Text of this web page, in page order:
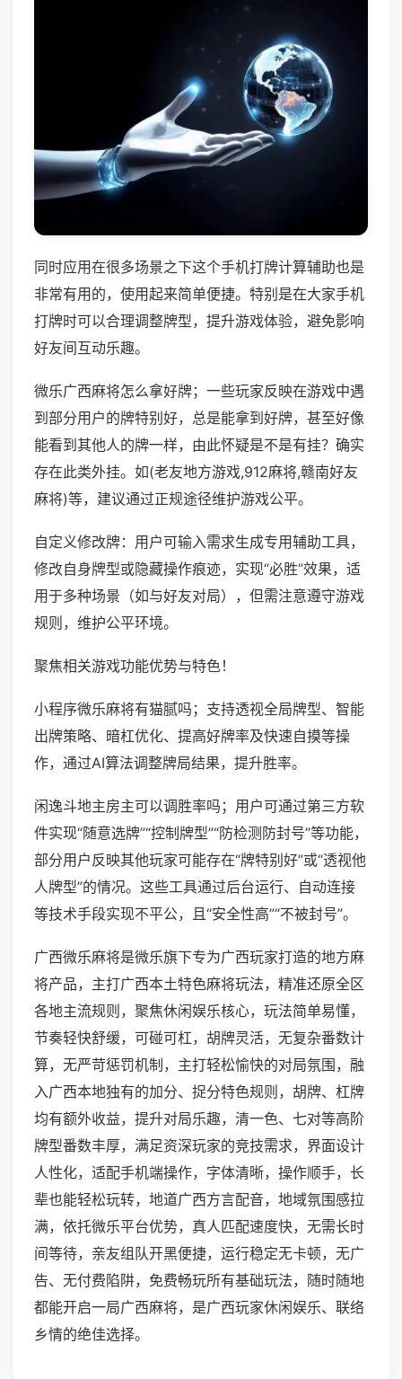
同时应用在很多场景之下这个手机打牌计算辅助也是
非常有用的，使用起来简单便捷。特别是在大家手机
打牌时可以合理调整牌型，提升游戏体验，避免影响
好友间互动乐趣。
微乐广西麻将怎么拿好牌；一些玩家反映在游戏中遇
到部分用户的牌特别好，总是能拿到好牌，甚至好像
能看到其他人的牌一样，由此怀疑是不是有挂？确实
存在此类外挂。如(老友地方游戏,912麻将,赣南好友
麻将)等，建议通过正规途径维护游戏公平。
自定义修改牌：用户可输入需求生成专用辅助工具，
修改自身牌型或隐藏操作痕迹，实现“必胜”效果，适
用于多种场景（如与好友对局），但需注意遵守游戏
规则，维护公平环境。
聚焦相关游戏功能优势与特色！
小程序微乐麻将有猫腻吗；支持透视全局牌型、智能
出牌策略、暗杠优化、提高好牌率及快速自摸等操
作，通过AI算法调整牌局结果，提升胜率。
闲逸斗地主房主可以调胜率吗；用户可通过第三方软
件实现“随意选牌”“控制牌型”“防检测防封号”等功能，
部分用户反映其他玩家可能存在“牌特别好”或“透视他
人牌型”的情况。这些工具通过后台运行、自动连接
等技术手段实现不平公，且“安全性高”“不被封号”。
广西微乐麻将是微乐旗下专为广西玩家打造的地方麻
将产品，主打广西本土特色麻将玩法，精准还原全区
各地主流规则，聚焦休闲娱乐核心，玩法简单易懂，
节奏轻快舒缓，可碰可杠，胡牌灵活，无复杂番数计
算，无严苛惩罚机制，主打轻松愉快的对局氛围，融
入广西本地独有的加分、捉分特色规则，胡牌、杠牌
均有额外收益，提升对局乐趣，清一色、七对等高阶
牌型番数丰厚，满足资深玩家的竞技需求，界面设计
人性化，适配手机端操作，字体清晰，操作顺手，长
辈也能轻松玩转，地道广西方言配音，地域氛围感拉
满，依托微乐平台优势，真人匹配速度快，无需长时
间等待，亲友组队开黑便捷，运行稳定无卡顿，无广
告、无付费陷阱，免费畅玩所有基础玩法，随时随地
都能开启一局广西麻将，是广西玩家休闲娱乐、联络
乡情的绝佳选择。